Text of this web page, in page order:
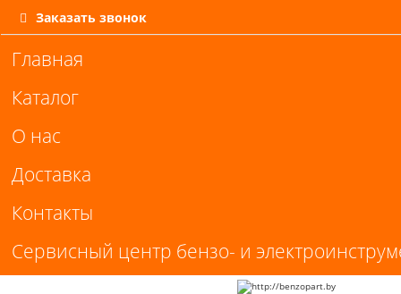
Заказать звонок
Главная
Каталог
О нас
Доставка
Контакты
Сервисный центр бензо- и